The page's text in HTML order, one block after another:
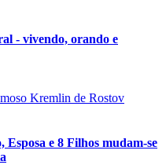
- vivendo, orando e
e 8 Filhos mudam-se